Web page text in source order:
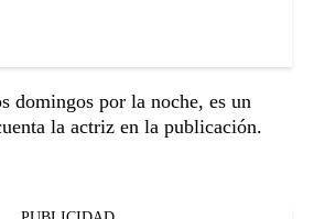
domingos por la noche, es un
la actriz en la publicación.